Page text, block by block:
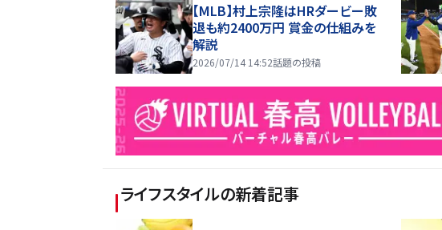
【MLB】村上宗隆はHRダービー敗
退も約2400万円 賞金の仕組みを
解説
2026/07/14 14:52話題の投稿
ライフスタイルの新着記事